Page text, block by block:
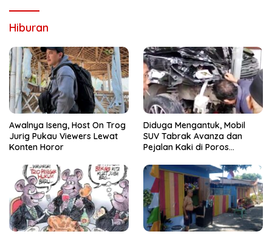
Hiburan
Awalnya Iseng, Host On Trog
Jurig Pukau Viewers Lewat
Konten Horor
Diduga Mengantuk, Mobil
SUV Tabrak Avanza dan
Pejalan Kaki di Poros